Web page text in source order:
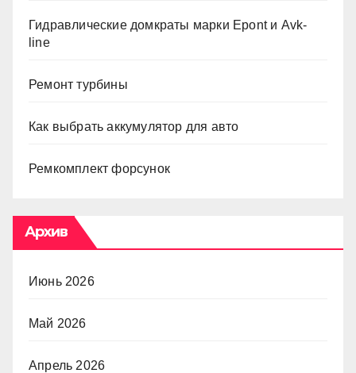
Гидравлические домкраты марки Epont и Avk-
line
Ремонт турбины
Как выбрать аккумулятор для авто
Ремкомплект форсунок
Архив
Июнь 2026
Май 2026
Апрель 2026